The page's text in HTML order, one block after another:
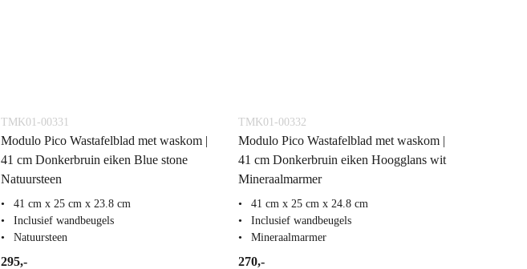
TMK01-00331
Modulo Pico Wastafelblad met waskom |
41 cm Donkerbruin eiken Blue stone
Natuursteen
41 cm x 25 cm x 23.8 cm
Inclusief wandbeugels
Natuursteen
295,-
TMK01-00332
Modulo Pico Wastafelblad met waskom |
41 cm Donkerbruin eiken Hoogglans wit
Mineraalmarmer
41 cm x 25 cm x 24.8 cm
Inclusief wandbeugels
Mineraalmarmer
270,-